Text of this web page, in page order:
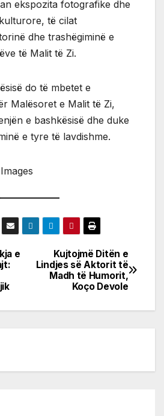
ekspozita fotografike dhe
të cilat
dhe trashëgiminë e
të Malit të Zi.
do të mbetet e
Malësoret e Malit të Zi,
e bashkësisë dhe duke
e tyre të lavdishme.
Kujtojmë Ditën e
Lindjes së Aktorit të
Madh të Humorit,
Koço Devole
e